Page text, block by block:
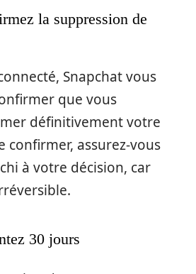
la suppression de
Snapchat vous
que vous
définitivement votre
confirmer, assurez-vous
à votre décision, car
30 jours